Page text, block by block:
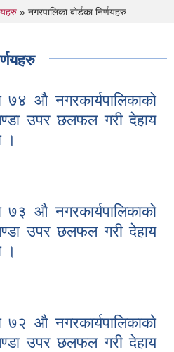
» नगरपालिका बोर्डका निर्णयहरु
७४ औ नगरकार्यपालिकाकाे
उपर छलफल गरी देहाय
।
७३ औ नगरकार्यपालिकाकाे
उपर छलफल गरी देहाय
।
७२ औ नगरकार्यपालिकाकाे
उपर छलफल गरी देहाय